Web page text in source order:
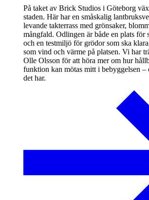
På taket av Brick Studios i Göteborg
staden. Här har en småskalig
levande takterrass med grönsaker,
mångfald. Odlingen är både en plats för
och en testmiljö för grödor som ska
som vind och värme på platsen. Vi har
Olle Olsson för att höra mer om hur
funktion kan mötas mitt i bebyggelsen
det har.